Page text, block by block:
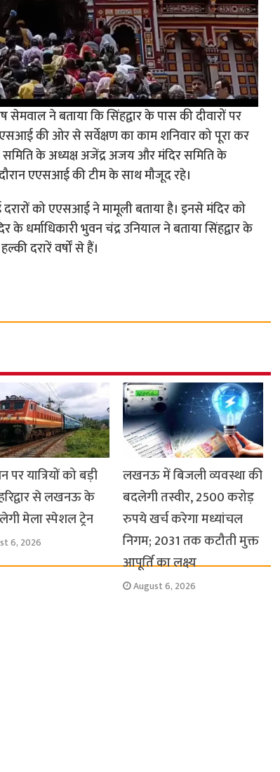
ने बताया कि सिंहद्वार के पास की दीवारों पर
की ओर से सर्वेक्षण का काम शनिवार को पूरा कर
समिति के अध्यक्ष अजेंद्र अजय और मंदिर समिति के
दौरान एएसआई की टीम के साथ मौजूद रहे।
को एएसआई ने मामूली बताया है। इनसे मंदिर को
के धर्माधिकारी भुवन चंद्र उनियाल ने बताया सिंहद्वार के
दरारें वर्षों से हैं।
पर यात्रियों को बड़ी
से लखनऊ के
मेला स्पेशल ट्रेन
6, 2026
लखनऊ में बिजली व्यवस्था की
बदलेगी तस्वीर, 2500 करोड़
रुपये खर्च करेगा मध्यांचल
निगम; 2031 तक कटौती मुक्त
आपूर्ति का लक्ष्य
August 6, 2026